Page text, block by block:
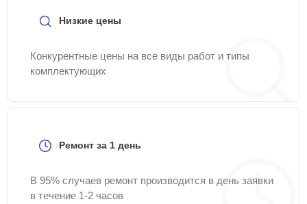
Низкие цены
Конкурентные цены на все виды работ и типы
комплектующих
Ремонт за 1 день
В 95% случаев ремонт производится в день заявки
в течение 1-2 часов